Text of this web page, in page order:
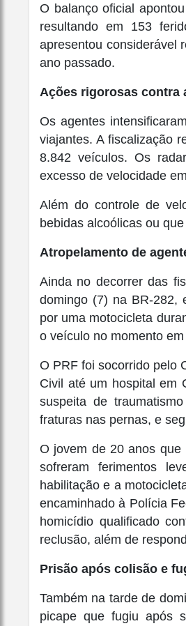
O balanço oficial
resultando em 153
apresentou considerável
ano passado.
Ações rigorosas contra
Os agentes
viajantes. A fiscalização
8.842 veículos. Os
excesso de velocidade
Além do controle de
bebidas alcoólicas ou
Atropelamento de
Ainda no decorrer das
domingo (7) na BR-282,
por uma motocicleta
o veículo no momento
O PRF foi socorrido pelo
Civil até um hospital em
suspeita de
fraturas nas pernas, e
O jovem de 20 anos que
sofreram ferimentos
habilitação e a
encaminhado à Polícia
homicídio qualificado
reclusão, além de
Prisão após colisão e
Também na tarde de
picape que fugiu após